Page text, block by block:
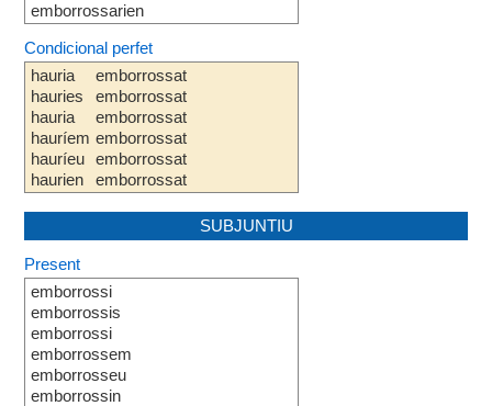
emborrossarien
Condicional perfet
hauria
hauries
hauria
hauríem
hauríeu
haurien
emborrossat
emborrossat
emborrossat
emborrossat
emborrossat
emborrossat
SUBJUNTIU
Present
emborrossi
emborrossis
emborrossi
emborrossem
emborrosseu
emborrossin